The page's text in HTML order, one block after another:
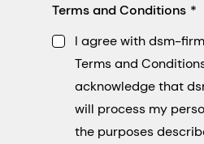
Terms and Conditions
I agree with dsm-
Terms and
acknowledge that
will process my
the purposes